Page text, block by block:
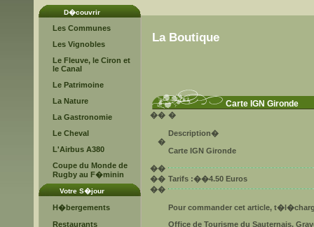
La Boutique
Carte IGN Gironde
�� �
�
Description�
Carte IGN Gironde
��
�� Tarifs:��4.50 Euros
��
Pour commander cet article,
Office de Tourisme du Sauternais,
D�couvrir
Les Communes
Les Vignobles
Le Fleuve, le Ciron et
le Canal
Le Patrimoine
La Nature
La Gastronomie
Le Cheval
L'Airbus A380
Coupe du Monde de
Rugby au F�minin
Votre S�jour
H�bergements
Restaurants